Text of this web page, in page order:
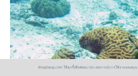
BlogGang.com ใช้คุกกี้เพื่อพัฒนาประสบการณ์การใช้งานของคุณ